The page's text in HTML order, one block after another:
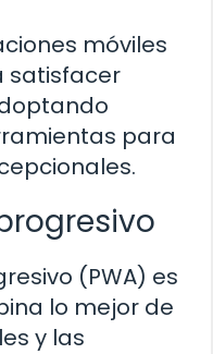
móviles
satisfacer
para
(PWA) es
lo mejor de
y las